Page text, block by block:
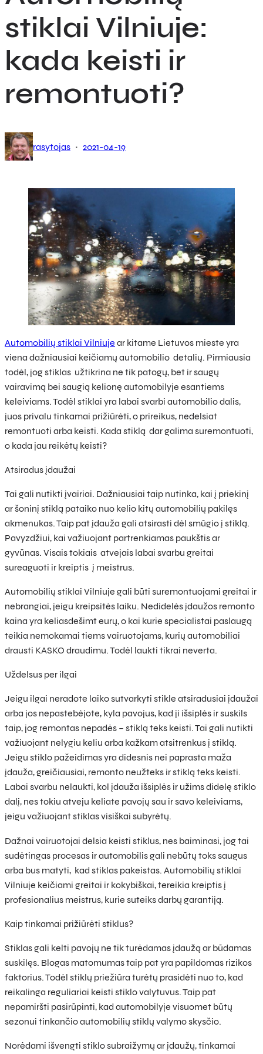
stiklai Vilniuje:
kada keisti ir
remontuoti?
rasytojas · 2021-04-19
Automobilių stiklai Vilniuje ar kitame Lietuvos mieste yra
viena dažniausiai keičiamų automobilio detalių. Pirmiausia
todėl, jog stiklas užtikrina ne tik patogų, bet ir saugų
vairavimą bei saugią kelionę automobilyje esantiems
keleiviams. Todėl stiklai yra labai svarbi automobilio dalis,
juos privalu tinkamai prižiūrėti, o prireikus, nedelsiat
remontuoti arba keisti. Kada stiklą dar galima suremontuoti,
o kada jau reikėtų keisti?
Atsiradus įdaužai
Tai gali nutikti įvairiai. Dažniausiai taip nutinka, kai į priekinį
ar šoninį stiklą pataiko nuo kelio kitų automobilių pakilęs
akmenukas. Taip pat įdauža gali atsirasti dėl smūgio į stiklą.
Pavyzdžiui, kai važiuojant partrenkiamas paukštis ar
gyvūnas. Visais tokiais atvejais labai svarbu greitai
sureaguoti ir kreiptis į meistrus.
Automobilių stiklai Vilniuje gali būti suremontuojami greitai ir
nebrangiai, jeigu kreipsitės laiku. Nedidelės įdaužos remonto
kaina yra keliasdešimt eurų, o kai kurie specialistai paslaugą
teikia nemokamai tiems vairuotojams, kurių automobiliai
drausti KASKO draudimu. Todėl laukti tikrai neverta.
Uždelsus per ilgai
Jeigu ilgai neradote laiko sutvarkyti stikle atsiradusiai įdaužai
arba jos nepastebėjote, kyla pavojus, kad ji išsiplės ir suskils
taip, jog remontas nepadės – stiklą teks keisti. Tai gali nutikti
važiuojant nelygiu keliu arba kažkam atsitrenkus į stiklą.
Jeigu stiklo pažeidimas yra didesnis nei paprasta maža
įdauža, greičiausiai, remonto neužteks ir stiklą teks keisti.
Labai svarbu nelaukti, kol įdauža išsiplės ir užims didelę stiklo
dalį, nes tokiu atveju keliate pavojų sau ir savo keleiviams,
jeigu važiuojant stiklas visiškai subyrėtų.
Dažnai vairuotojai delsia keisti stiklus, nes baiminasi, jog tai
sudėtingas procesas ir automobilis gali nebūtų toks saugus
arba bus matyti, kad stiklas pakeistas. Automobilių stiklai
Vilniuje keičiami greitai ir kokybiškai, tereikia kreiptis į
profesionalius meistrus, kurie suteiks darbų garantiją.
Kaip tinkamai prižiūrėti stiklus?
Stiklas gali kelti pavojų ne tik turėdamas įdaužą ar būdamas
suskilęs. Blogas matomumas taip pat yra papildomas rizikos
faktorius. Todėl stiklų priežiūra turėtų prasidėti nuo to, kad
reikalinga reguliariai keisti stiklo valytuvus. Taip pat
nepamiršti pasirūpinti, kad automobilyje visuomet būtų
sezonui tinkančio automobilių stiklų valymo skysčio.
Norėdami išvengti stiklo subraižymų ar įdaužų, tinkamai